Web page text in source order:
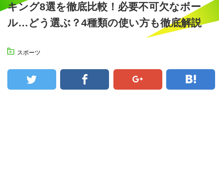
キング8選を徹底比較！必要不可欠なボー
ル…どう選ぶ？4種類の使い方も徹底解説
スポーツ